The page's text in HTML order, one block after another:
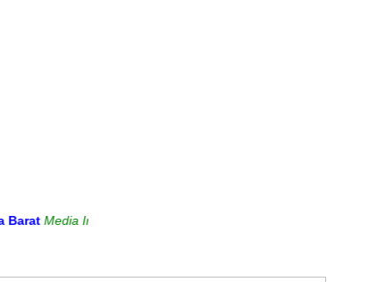
Media Informasi dan Sarana Komunikasi Antara Sekolah dengan